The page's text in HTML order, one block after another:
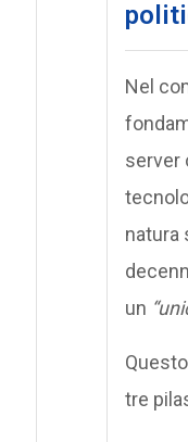
Nel
server
natura
un
tre